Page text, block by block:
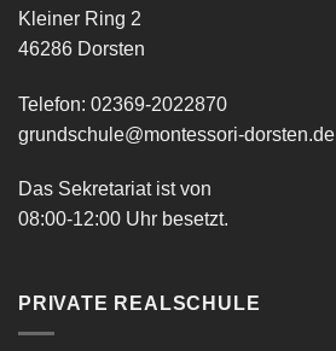
Kleiner Ring 2
46286 Dorsten
Telefon: 02369-2022870
grundschule@montessori-dorsten.de
Das Sekretariat ist von
08:00-12:00 Uhr besetzt.
PRIVATE REALSCHULE